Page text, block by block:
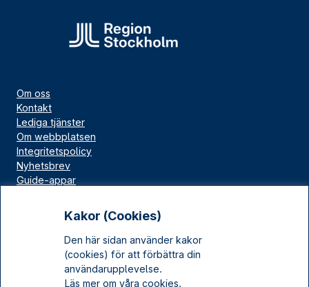
Kakor (Cookies)
Den här sidan använder kakor
(cookies) för att förbättra din
användarupplevelse.
Läs mer om våra cookies.
Om oss
Kontakt
Lediga tjänster
Om webbplatsen
Integritetspolicy
Nyhetsbrev
Guide-appar
Kulturarv Stockholm
Sociala medier